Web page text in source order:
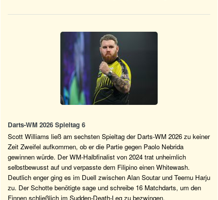
Darts-WM 2026 Spieltag 6
Scott Williams ließ am sechsten Spieltag der Darts-WM 2026 zu keiner
Zeit Zweifel aufkommen, ob er die Partie gegen Paolo Nebrida
gewinnen würde. Der WM-Halbfinalist von 2024 trat unheimlich
selbstbewusst auf und verpasste dem Filipino einen Whitewash.
Deutlich enger ging es im Duell zwischen Alan Soutar und Teemu Harju
zu. Der Schotte benötigte sage und schreibe 16 Matchdarts, um den
Finnen schließlich im Sudden-Death-Leg zu bezwingen.